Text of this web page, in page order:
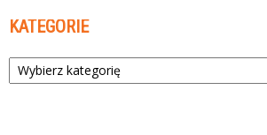
KATEGORIE
Kategorie